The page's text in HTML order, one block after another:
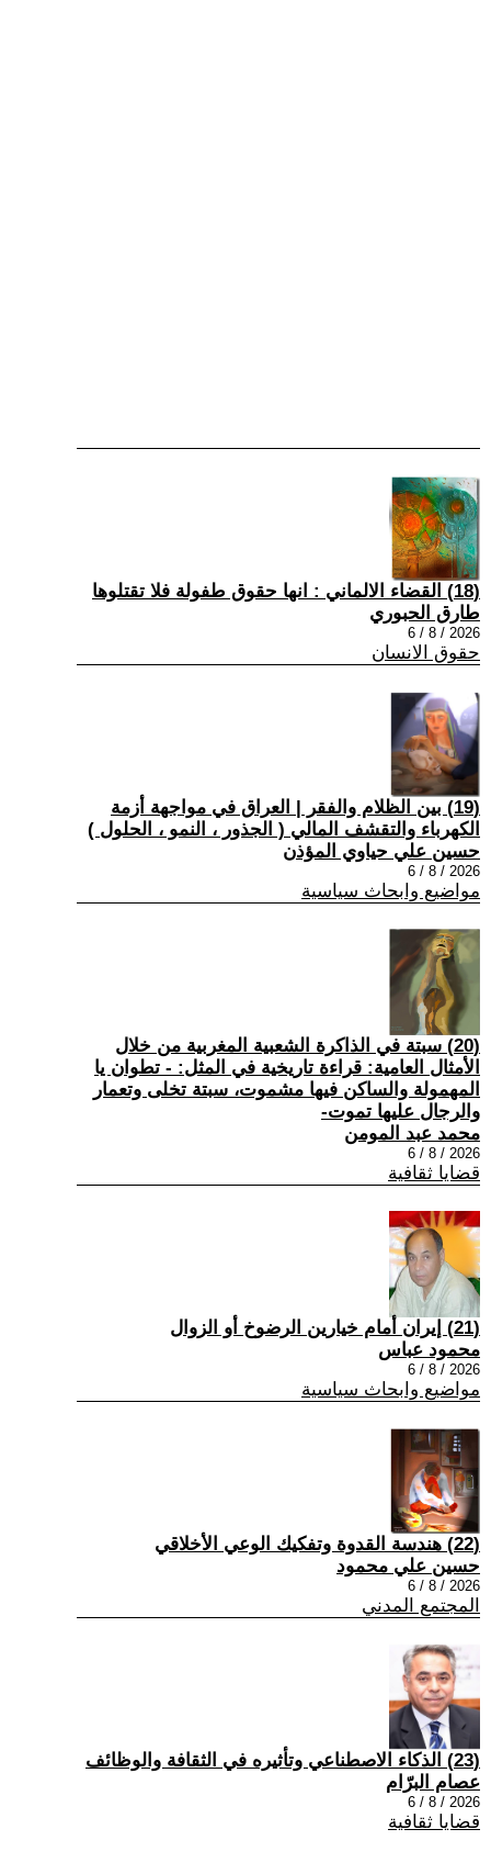
(18) القضاء الالماني : انها حقوق طفولة فلا تقتلوها
طارق الحبوري
2026 / 8 / 6
حقوق الانسان
(19) بين الظلام والفقر | العراق في مواجهة أزمة
الكهرباء والتقشف المالي ( الجذور ، النمو ، الحلول )
حسين علي حياوي المؤذن
2026 / 8 / 6
مواضيع وابحاث سياسية
(20) سبتة في الذاكرة الشعبية المغربية من خلال
الأمثال العامية: قراءة تاريخية في المثل: - تطوان يا
المهمولة والساكن فيها مشموت، سبتة تخلى وتعمار
والرجال عليها تموت-
محمد عبد المومن
2026 / 8 / 6
قضايا ثقافية
(21) إيران أمام خيارين الرضوخ أو الزوال
محمود عباس
2026 / 8 / 6
مواضيع وابحاث سياسية
(22) هندسة القدوة وتفكيك الوعي الأخلاقي
حسين علي محمود
2026 / 8 / 6
المجتمع المدني
(23) الذكاء الاصطناعي وتأثيره في الثقافة والوظائف
عصام البرّام
2026 / 8 / 6
قضايا ثقافية